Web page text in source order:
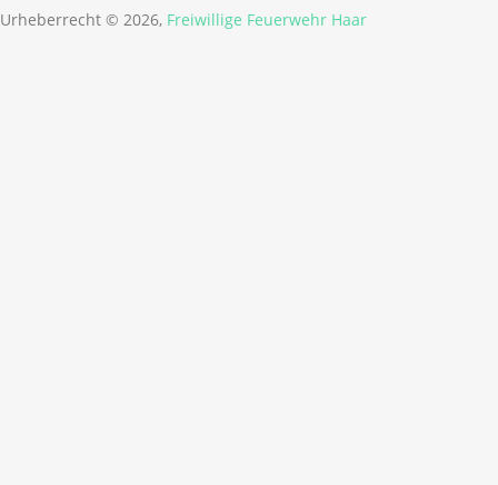
Urheberrecht © 2026, Freiwillige Feuerwehr Haar